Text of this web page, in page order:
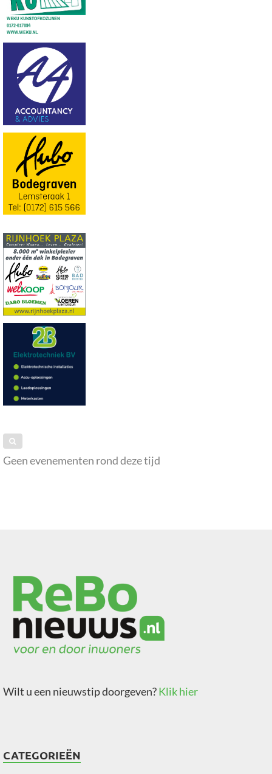
Geen evenementen rond deze tijd
Wilt u een nieuwstip doorgeven?Klik hier
CATEGORIEËN